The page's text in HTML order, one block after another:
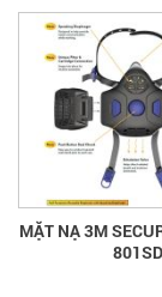
MẶT NẠ 3M
801SD